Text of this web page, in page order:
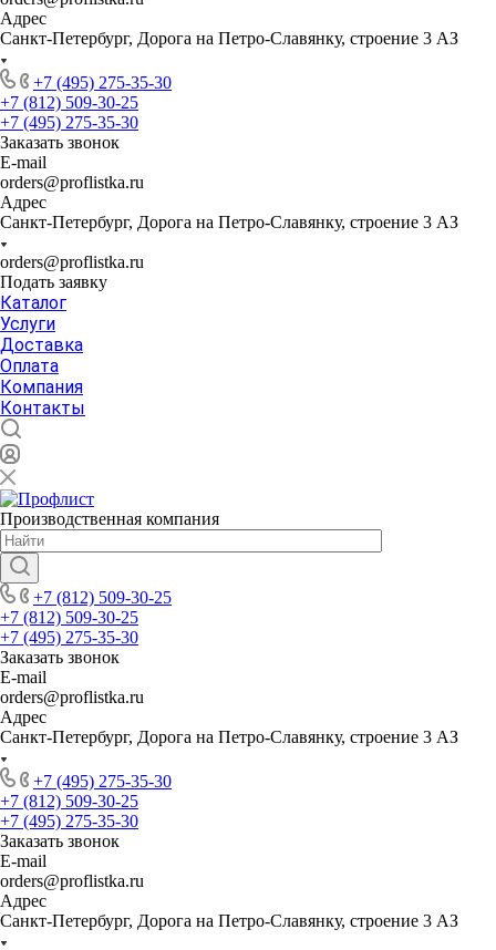
Адрес
Санкт-Петербург, Дорога на Петро-Славянку, строение 3 АЗ
+7 (495) 275-35-30
+7 (812) 509-30-25
+7 (495) 275-35-30
Заказать звонок
E-mail
orders@proflistka.ru
Адрес
Санкт-Петербург, Дорога на Петро-Славянку, строение 3 АЗ
orders@proflistka.ru
Подать заявку
Каталог
Услуги
Доставка
Оплата
Компания
Контакты
Производственная компания
+7 (812) 509-30-25
+7 (812) 509-30-25
+7 (495) 275-35-30
Заказать звонок
E-mail
orders@proflistka.ru
Адрес
Санкт-Петербург, Дорога на Петро-Славянку, строение 3 АЗ
+7 (495) 275-35-30
+7 (812) 509-30-25
+7 (495) 275-35-30
Заказать звонок
E-mail
orders@proflistka.ru
Адрес
Санкт-Петербург, Дорога на Петро-Славянку, строение 3 АЗ